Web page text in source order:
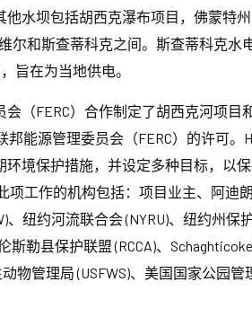
他水坝包括胡西克瀑布项目，佛蒙特
尔和斯查蒂科克之间。斯查蒂科克水
旨在为当地供电。
（FERC）合作制定了胡西克河项目
邦能源管理委员会（FERC）的许可。
环境保护措施，并设定多种目标，以
项工作的机构包括：项目业主、阿迪
、纽约河流联合会 (NYRU)、纽约州保
斯勒县保护联盟 (RCCA)、
物管理局 (USFWS)、美国国家公园管